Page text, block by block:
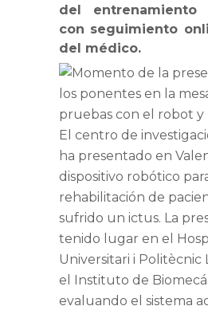
del entrenamiento
con seguimiento
del médico.
El centro de
ha presentado en
dispositivo robótico
rehabilitación de
sufrido un ictus. La
tenido lugar en el
Universitari i Politècnic
el Instituto de
evaluando el sistema